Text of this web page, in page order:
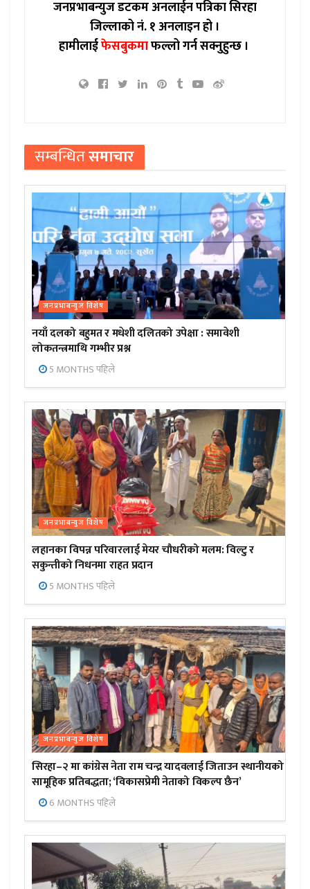
जनप्रभाबन्युज डटकम अनलाईन पत्रिका सिरहा
जिल्लाको नं. १ अनलाइन हो ।
हामीलाईफेसबुकमाफल्लो गर्न सक्नुहुन्छ ।
सम्बन्धितसमाचार
जनप्रभाबन्युज विशेष
नयाँ दलको बहुमत र मधेशी दलितको उपेक्षा : समावेशी
लोकतन्त्रमाथि गम्भीर प्रश्न
5 MONTHS पहिले
जनप्रभाबन्युज विशेष
लहानका विपन्न परिवारलाई मेयर चौधरीको मलम: विल्टु र
सकुन्तीको निधनमा राहत प्रदान
5 MONTHS पहिले
जनप्रभाबन्युज विशेष
सिरहा–२ मा कांग्रेस नेता राम चन्द्र यादवलाई जिताउन स्थानीयको
सामूहिक प्रतिबद्धता; ‘विकासप्रेमी नेताको विकल्प छैन’
6 MONTHS पहिले